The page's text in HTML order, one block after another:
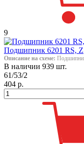
9
Подшипник 6201 RS, Z
Описание на схеме:
В наличии 939 шт.
61/53/2
404 р.